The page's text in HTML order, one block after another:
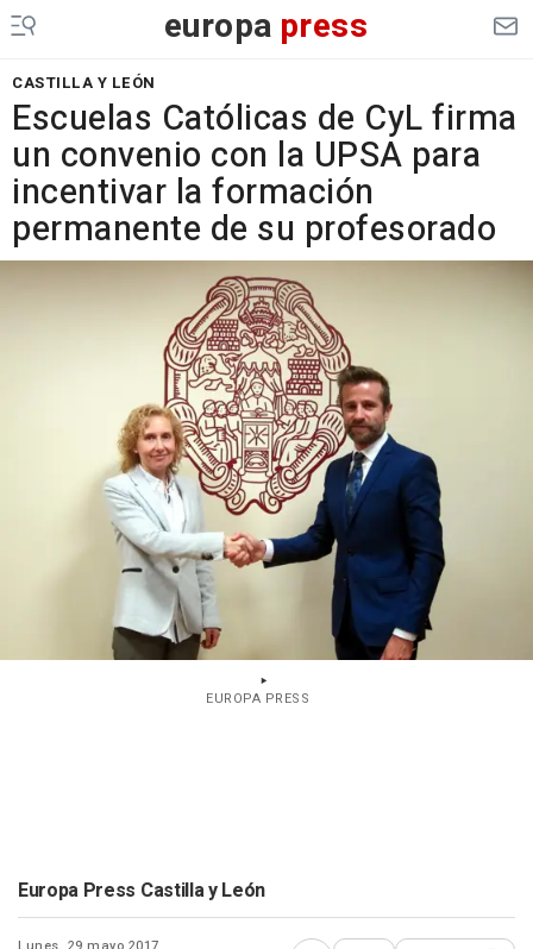
europa press
CASTILLA Y LEÓN
Escuelas Católicas de CyL firma
un convenio con la UPSA para
incentivar la formación
permanente de su profesorado
EUROPA PRESS
Europa Press Castilla y León